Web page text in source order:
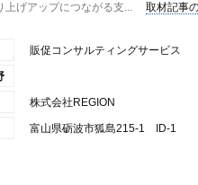
上げアップにつながる支...
取材記事
販促コンサルティングサービス
株式会社REGION
富山県砺波市狐島215-1 ID-1